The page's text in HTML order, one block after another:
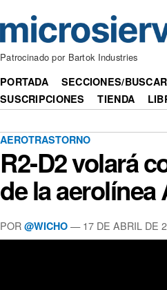
Patrocinado por Bartok Industries
PORTADA SECCIONES/BUSCAR
SUSCRIPCIONES
TIENDA
AEROTRASTORNO
R2-D2 volará
de la aerolínea
POR @WICHO — 17 DE ABRIL DE